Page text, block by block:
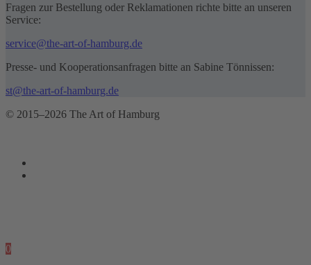
Fragen zur Bestellung oder Reklamationen richte bitte an unseren
Service:
service@the-art-of-hamburg.de
Presse- und Kooperationsanfragen bitte an Sabine Tönnissen:
st@the-art-of-hamburg.de
© 2015–2026 The Art of Hamburg
0